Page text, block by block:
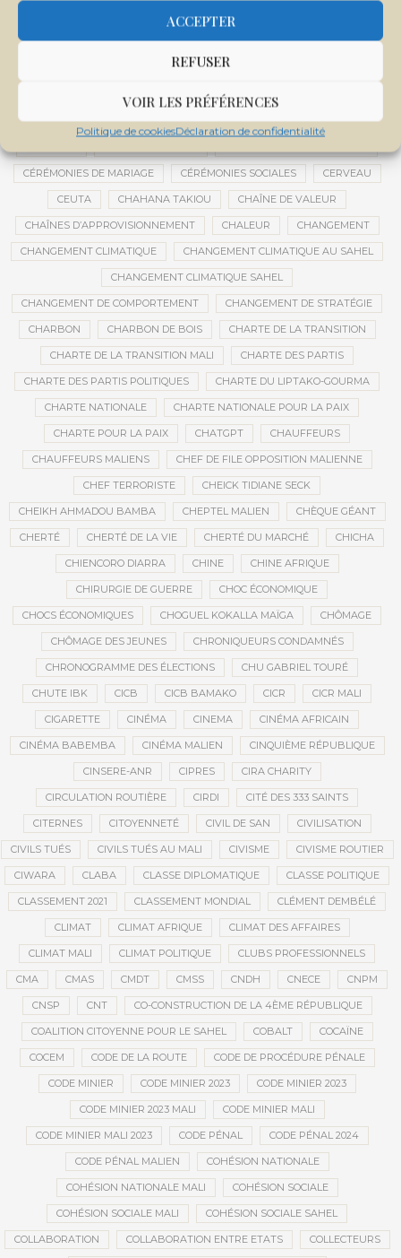
ACCEPTER
REFUSER
VOIR LES PRÉFÉRENCES
Politique de cookiesDéclaration de confidentialité
CENTRE DE SANTÉ COMMUNAUTAIRE
CENTRE INTERNATIONAL DE CONFÉRENCES DE BAMAKO
CENTRE MALI
CENTRE NATIONAL DES EXAMENS ET CONCOURS DE L’ÉDUCATION
CENTRES DE DONNÉES CERCLE DE RÉFLEXION À DISTANCE
CÉRÉMONIES DE MARIAGE CÉRÉMONIES SOCIALES CERVEAU
CEUTA CHAHANA TAKIOU CHAÎNE DE VALEUR
CHAÎNES D’APPROVISIONNEMENT CHALEUR CHANGEMENT
CHANGEMENT CLIMATIQUE CHANGEMENT CLIMATIQUE AU SAHEL
CHANGEMENT CLIMATIQUE SAHEL
CHANGEMENT DE COMPORTEMENT CHANGEMENT DE STRATÉGIE
CHARBON CHARBON DE BOIS CHARTE DE LA TRANSITION
CHARTE DE LA TRANSITION MALI CHARTE DES PARTIS
CHARTE DES PARTIS POLITIQUES CHARTE DU LIPTAKO-GOURMA
CHARTE NATIONALE CHARTE NATIONALE POUR LA PAIX
CHARTE POUR LA PAIX CHATGPT CHAUFFEURS
CHAUFFEURS MALIENS CHEF DE FILE OPPOSITION MALIENNE
CHEF TERRORISTE CHEICK TIDIANE SECK
CHEIKH AHMADOU BAMBA CHEPTEL MALIEN CHÈQUE GÉANT
CHERTÉ CHERTÉ DE LA VIE CHERTÉ DU MARCHÉ CHICHA
CHIENCORO DIARRA CHINE CHINE AFRIQUE
CHIRURGIE DE GUERRE CHOC ÉCONOMIQUE
CHOCS ÉCONOMIQUES CHOGUEL KOKALLA MAÏGA CHÔMAGE
CHÔMAGE DES JEUNES CHRONIQUEURS CONDAMNÉS
CHRONOGRAMME DES ÉLECTIONS CHU GABRIEL TOURÉ
CHUTE IBK CICB CICB BAMAKO CICR CICR MALI
CIGARETTE CINÉMA CINEMA CINÉMA AFRICAIN
CINÉMA BABEMBA CINÉMA MALIEN CINQUIÈME RÉPUBLIQUE
CINSERE-ANR CIPRES CIRA CHARITY
CIRCULATION ROUTIÈRE CIRDI CITÉ DES 333 SAINTS
CITERNES CITOYENNETÉ CIVIL DE SAN CIVILISATION
CIVILS TUÉS CIVILS TUÉS AU MALI CIVISME CIVISME ROUTIER
CIWARA CLABA CLASSE DIPLOMATIQUE CLASSE POLITIQUE
CLASSEMENT 2021 CLASSEMENT MONDIAL CLÉMENT DEMBÉLÉ
CLIMAT CLIMAT AFRIQUE CLIMAT DES AFFAIRES
CLIMAT MALI CLIMAT POLITIQUE CLUBS PROFESSIONNELS
CMA CMAS CMDT CMSS CNDH CNECE CNPM
CNSP CNT CO-CONSTRUCTION DE LA 4ÈME RÉPUBLIQUE
COALITION CITOYENNE POUR LE SAHEL COBALT COCAÏNE
COCEM CODE DE LA ROUTE CODE DE PROCÉDURE PÉNALE
CODE MINIER CODE MINIER 2023 CODE MINIER 2023
CODE MINIER 2023 MALI CODE MINIER MALI
CODE MINIER MALI 2023 CODE PÉNAL CODE PÉNAL 2024
CODE PÉNAL MALIEN COHÉSION NATIONALE
COHÉSION NATIONALE MALI COHÉSION SOCIALE
COHÉSION SOCIALE MALI COHÉSION SOCIALE SAHEL
COLLABORATION COLLABORATION ENTRE ETATS COLLECTEURS